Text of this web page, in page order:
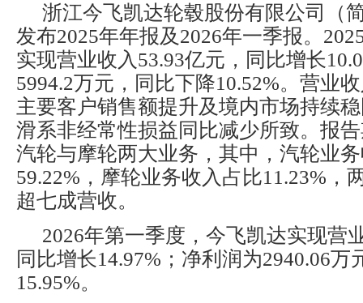
浙江今飞凯达轮毂股份有限公司（
发布2025年年报及2026年一季报。
实现营业收入53.93亿元，同比增长
5994.2万元，同比下降10.52%。营业
主要客户销售额提升及境内市场持续
滑系非经常性损益同比减少所致。报
汽轮与摩轮两大业务，其中，汽轮业
59.22%，摩轮业务收入占比11.23%，
超七成营收。
2026年第一季度，今飞凯达实现营
同比增长14.97%；净利润为2940.06万
15.95%。